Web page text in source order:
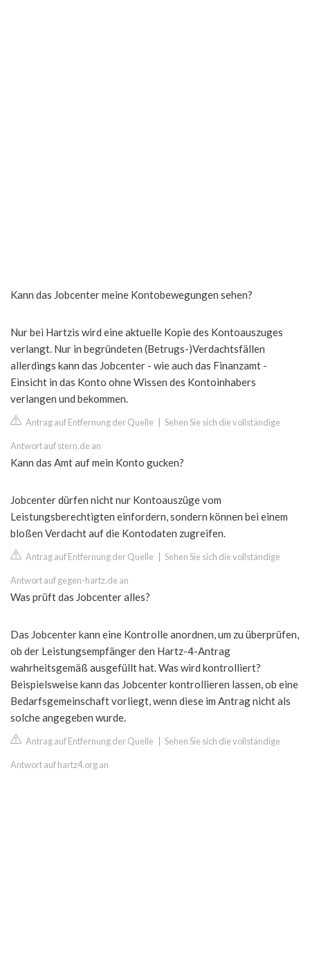
Kann das Jobcenter meine Kontobewegungen sehen?
Nur bei Hartzis wird eine aktuelle Kopie des Kontoauszuges
verlangt. Nur in begründeten (Betrugs-)Verdachtsfällen
allerdings kann das Jobcenter - wie auch das Finanzamt -
Einsicht in das Konto ohne Wissen des Kontoinhabers
verlangen und bekommen.
Antrag auf Entfernung der Quelle Sehen Sie sich die vollständige
Antwort auf stern.de an
Kann das Amt auf mein Konto gucken?
Jobcenter dürfen nicht nur Kontoauszüge vom
Leistungsberechtigten einfordern, sondern können bei einem
bloßen Verdacht auf die Kontodaten zugreifen.
Antrag auf Entfernung der Quelle Sehen Sie sich die vollständige
Antwort auf gegen-hartz.de an
Was prüft das Jobcenter alles?
Das Jobcenter kann eine Kontrolle anordnen, um zu überprüfen,
ob der Leistungsempfänger den Hartz-4-Antrag
wahrheitsgemäß ausgefüllt hat. Was wird kontrolliert?
Beispielsweise kann das Jobcenter kontrollieren lassen, ob eine
Bedarfsgemeinschaft vorliegt, wenn diese im Antrag nicht als
solche angegeben wurde.
Antrag auf Entfernung der Quelle Sehen Sie sich die vollständige
Antwort auf hartz4.org an